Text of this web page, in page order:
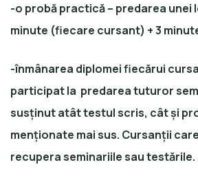
-o probă practică – predarea unei
minute (fiecare cursant) + 3
-înmânarea diplomei fiecărui
participat la predarea tuturor
susținut atât testul scris, cât și
menționate mai sus. Cursanții
recupera seminariile sau testările.